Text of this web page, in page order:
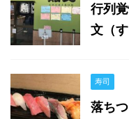
行列
文（
寿司
落ち